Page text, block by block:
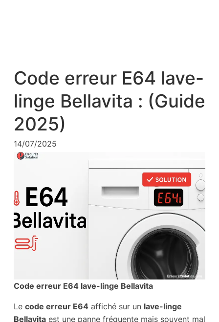
Code erreur E64 lave-
linge Bellavita : (Guide
2025)
14/07/2025
Code erreur E64 lave-linge Bellavita
Le code erreur E64 affiché sur un lave-linge
Bellavita est une panne fréquente mais souvent mal